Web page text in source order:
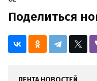
Поделиться